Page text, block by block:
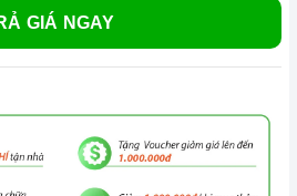
GIÁ NGAY